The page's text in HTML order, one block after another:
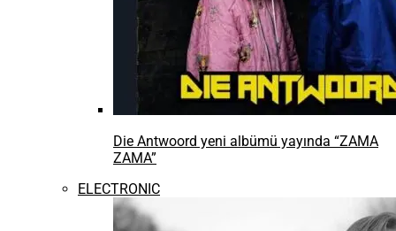
Die Antwoord yeni albümü yayında “ZAMA
ZAMA”
ELECTRONIC